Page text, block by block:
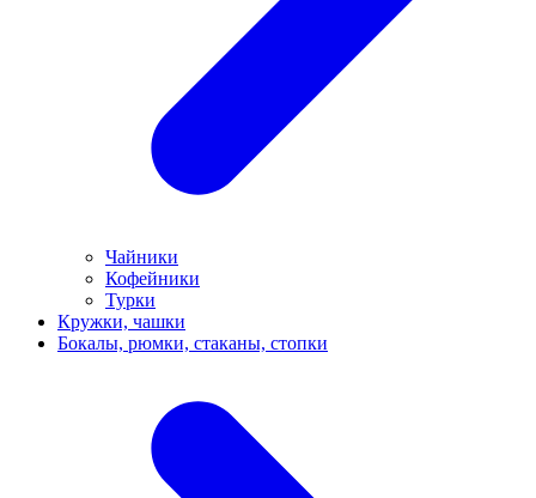
Чайники
Кофейники
Турки
Кружки, чашки
Бокалы, рюмки, стаканы, стопки